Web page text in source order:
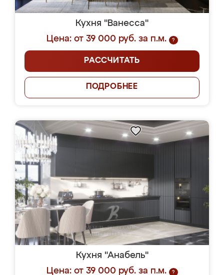
Кухня "Ванесса"
Цена: от 39 000 руб. за п.м.
?
РАССЧИТАТЬ
ПОДРОБНЕЕ
Кухня "Анабель"
Цена: от 39 000 руб. за п.м.
?